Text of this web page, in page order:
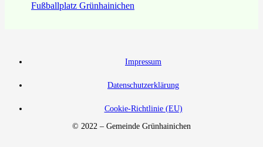
Fußballplatz Grünhainichen
Impressum
Datenschutzerklärung
Cookie-Richtlinie (EU)
© 2022 – Gemeinde Grünhainichen